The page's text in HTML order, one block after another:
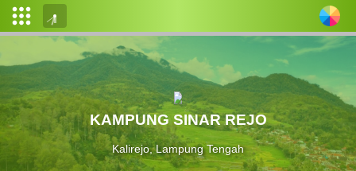
Admin
Layanan
Mandiri
Profil
KAMPUNG SINAR REJO
Kalirejo, Lampung Tengah